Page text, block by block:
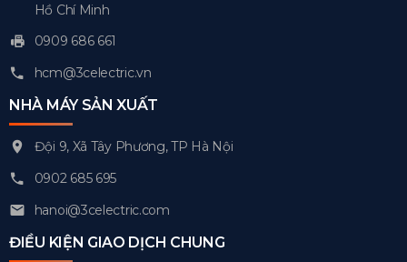
Hồ Chí Minh
0909 686 661
hcm@3celectric.vn
NHÀ MÁY SẢN XUẤT
Đội 9, Xã Tây Phương, TP Hà Nội
0902 685 695
hanoi@3celectric.com
ĐIỀU KIỆN GIAO DỊCH CHUNG